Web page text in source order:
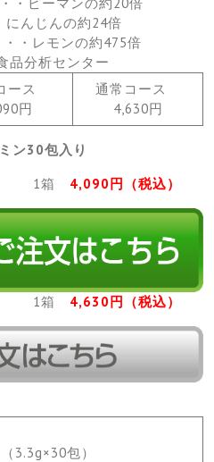
にんじんの約24倍
・・レモンの約475倍
品分析センター
ース
円
通常コース
4,630円
ン30包入り
箱 4,090円（税込）
箱 4,630円（税込）
3.3g×30包）